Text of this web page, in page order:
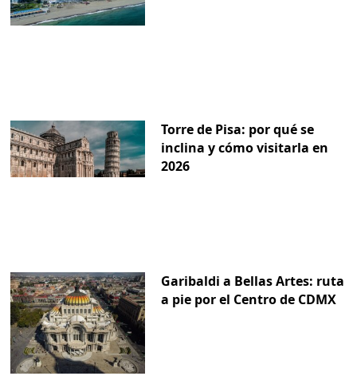
Torre de Pisa: por qué se
inclina y cómo visitarla en
2026
Garibaldi a Bellas Artes: ruta
a pie por el Centro de CDMX